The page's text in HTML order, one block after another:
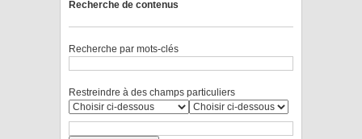
Recherche de contenus
Recherche par mots-clés
Restreindre à des champs particuliers